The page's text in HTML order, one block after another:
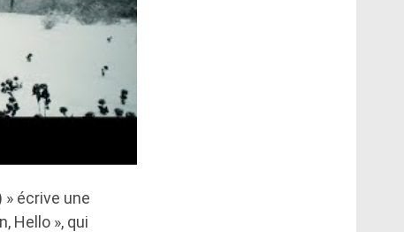
écrive une
Hello », qui